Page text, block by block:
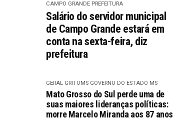
CAMPO GRANDE PREFEITURA
Salário do servidor municipal
de Campo Grande estará em
conta na sexta-feira, diz
prefeitura
GERAL GRITOMS GOVERNO DO ESTADO MS
Mato Grosso do Sul perde uma de
suas maiores lideranças políticas:
morre Marcelo Miranda aos 87 anos